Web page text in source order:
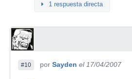
1 respuesta directa
#10 por Sayden el 17/04/2007